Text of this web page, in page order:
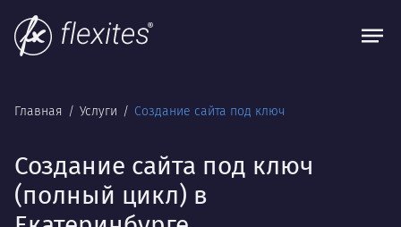
Главная Услуги Создание сайта под ключ
Создание сайта под ключ
(полный цикл) в